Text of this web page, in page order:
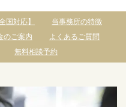
国対応】
当事務所の特徴
のご案内
よくあるご質問
無料相談予約